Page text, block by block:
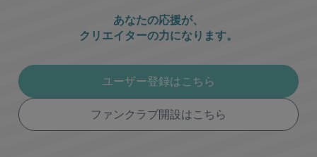
あなたの応援が、
クリエイターの力になります。
ユーザー登録はこちら
ファンクラブ開設はこちら